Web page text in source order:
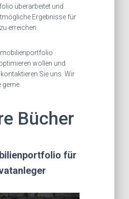
überarbeitet und
Ergebnisse für
erreichen.
wollen und
Sie uns. Wir
Bücher
für